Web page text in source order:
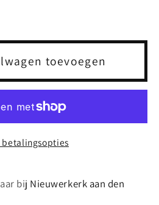
toevoegen
betalingsopties
bij Nieuwerkerk aan den